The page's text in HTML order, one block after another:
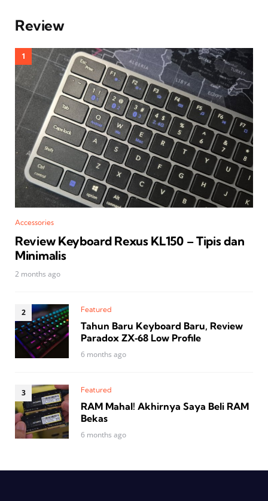
Review
Accessories
Review Keyboard Rexus KL150 – Tipis dan
Minimalis
2 months ago
Featured
Tahun Baru Keyboard Baru, Review
Paradox ZX‑68 Low Profile
6 months ago
Featured
RAM Mahal! Akhirnya Saya Beli RAM
Bekas
6 months ago